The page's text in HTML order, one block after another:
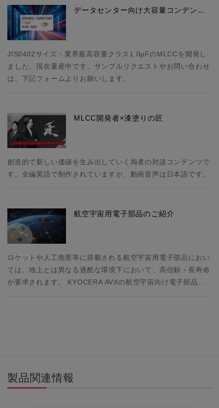
データセンター向け大容量コンデン…
JIS0402サイズ・業界最高容量クラス1.0μFのMLCCを開発し
ました。現在量産中です。サンプルリクエストやお問い合わせ
は、下記フォームよりお願いします。
MLCC開発者×漆塗りの匠
創造的で新しい価値を生み出していく両者の対談コンテンツで
す。全編英語で制作されていますが、動画音声は日本語です。
航空宇宙用電子部品のご紹介
ロケットや人工衛星等に搭載される航空宇宙用電子部品におい
ては、地上とは異なる過酷な環境下において、高信頼・長寿命
が要求されます。 KYOCERA AVXの航空宇宙向け電子部品…
製品関連情報